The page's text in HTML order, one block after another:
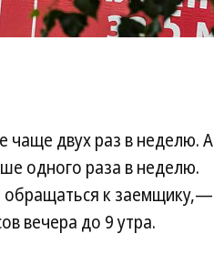
чаще двух раз в неделю. А
одного раза в неделю.
обращаться к заемщику,—
вечера до 9 утра.